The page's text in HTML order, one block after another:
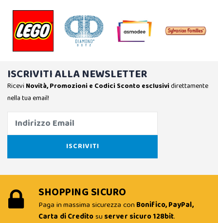
ISCRIVITI ALLA NEWSLETTER
Ricevi Novità, Promozioni e Codici Sconto esclusividirettamente
nella tua email!
SHOPPING SICURO
Paga in massima sicurezza con Bonifico, PayPal,
Carta di Creditosu server sicuro 128bit.